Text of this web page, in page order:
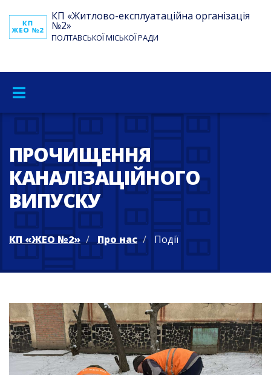
КП «Житлово-експлуатаційна організація
№2»
ПОЛТАВСЬКОЇ МІСЬКОЇ РАДИ
ПРОЧИЩЕННЯ
КАНАЛІЗАЦІЙНОГО
ВИПУСКУ
КП «ЖЕО №2» Про нас Події